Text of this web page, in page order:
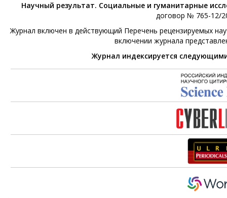
Научный результат. Социальные и гуманитарные
договор № 765-12/
Журнал включен в действующий Перечень рецензируемых
включении журнала
Журнал индексируется